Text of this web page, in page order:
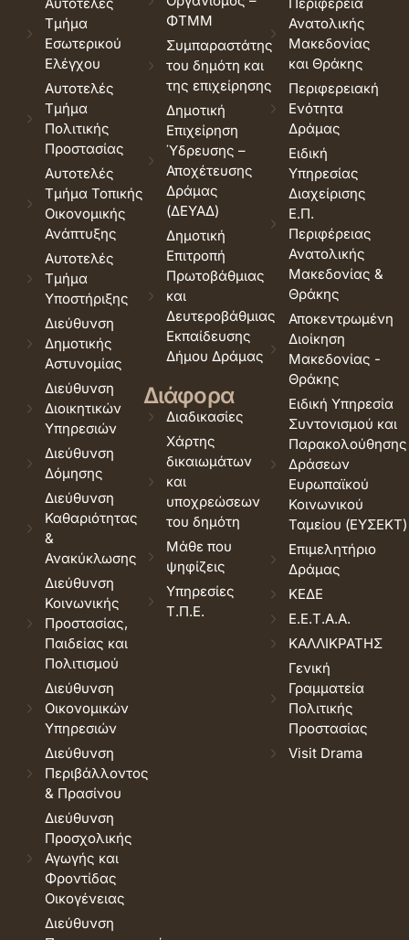
Τμήμα
Εσωτερικού
Ελέγχου
Αυτοτελές
Τμήμα
Πολιτικής
Προστασίας
Αυτοτελές
Τμήμα Τοπικής
Οικονομικής
Ανάπτυξης
Αυτοτελές
Τμήμα
Υποστήριξης
Διεύθυνση
Δημοτικής
Αστυνομίας
Διεύθυνση
Διοικητικών
Υπηρεσιών
Διεύθυνση
Δόμησης
Διεύθυνση
Καθαριότητας
&
Ανακύκλωσης
Διεύθυνση
Κοινωνικής
Προστασίας,
Παιδείας και
Πολιτισμού
Διεύθυνση
Οικονομικών
Υπηρεσιών
Διεύθυνση
Περιβάλλοντος
& Πρασίνου
Διεύθυνση
Προσχολικής
Αγωγής και
Φροντίδας
Οικογένειας
Διεύθυνση
ΦΤΜΜ
Συμπαραστάτης
του δημότη και
της επιχείρησης
Δημοτική
Επιχείρηση
Ύδρευσης –
Αποχέτευσης
Δράμας
(ΔΕΥΑΔ)
Δημοτική
Επιτροπή
Πρωτοβάθμιας
και
Δευτεροβάθμιας
Εκπαίδευσης
Δήμου Δράμας
Διάφορα
Διαδικασίες
Χάρτης
δικαιωμάτων
και
υποχρεώσεων
του δημότη
Μάθε που
ψηφίζεις
Υπηρεσίες
Τ.Π.Ε.
Ανατολικής
Μακεδονίας
και Θράκης
Περιφερειακή
Ενότητα
Δράμας
Ειδική
Υπηρεσίας
Διαχείρισης
Ε.Π.
Περιφέρειας
Ανατολικής
Μακεδονίας &
Θράκης
Αποκεντρωμένη
Διοίκηση
Μακεδονίας -
Θράκης
Ειδική Υπηρεσία
Συντονισμού και
Παρακολούθησης
Δράσεων
Ευρωπαϊκού
Κοινωνικού
Ταμείου (ΕΥΣΕΚΤ)
Επιμελητήριο
Δράμας
ΚΕΔΕ
Ε.Ε.Τ.Α.Α.
ΚΑΛΛΙΚΡΑΤΗΣ
Γενική
Γραμματεία
Πολιτικής
Προστασίας
Visit Drama